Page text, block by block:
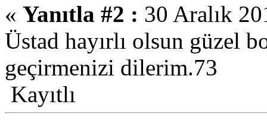
« Yanıtla #2 : 30 Aralık
Üstad hayırlı olsun güzel
geçirmenizi dilerim.73
Kayıtlı